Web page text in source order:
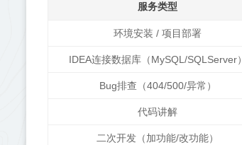
服务类型
环境安装 / 项目部署
IDEA连接数据库（MySQL/SQLServer）
Bug排查（404/500/异常）
代码讲解
二次开发（加功能/改功能）